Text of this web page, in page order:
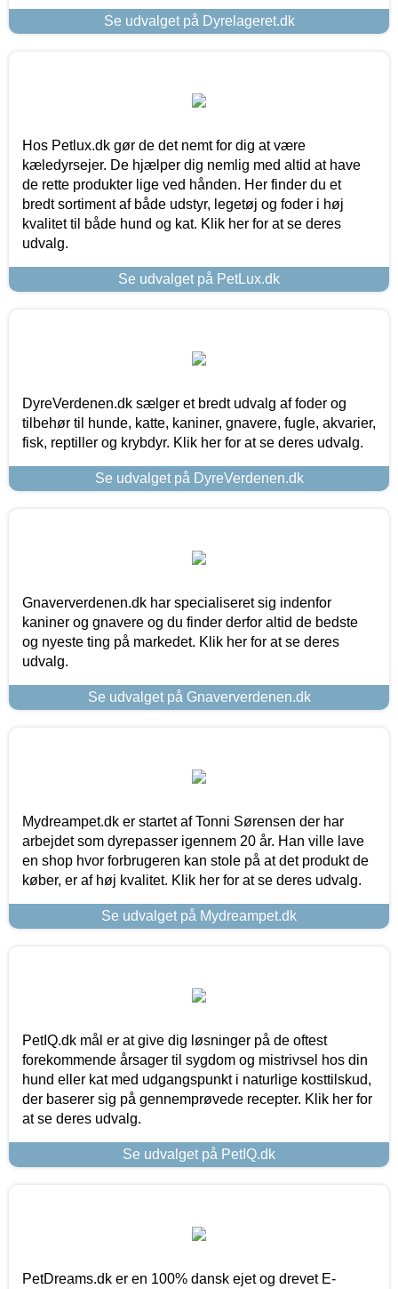
Se udvalget på Dyrelageret.dk
Hos Petlux.dk gør de det nemt for dig at være
kæledyrsejer. De hjælper dig nemlig med altid at have
de rette produkter lige ved hånden. Her finder du et
bredt sortiment af både udstyr, legetøj og foder i høj
kvalitet til både hund og kat. Klik her for at se deres
udvalg.
Se udvalget på PetLux.dk
DyreVerdenen.dk sælger et bredt udvalg af foder og
tilbehør til hunde, katte, kaniner, gnavere, fugle, akvarier,
fisk, reptiller og krybdyr. Klik her for at se deres udvalg.
Se udvalget på DyreVerdenen.dk
Gnaververdenen.dk har specialiseret sig indenfor
kaniner og gnavere og du finder derfor altid de bedste
og nyeste ting på markedet. Klik her for at se deres
udvalg.
Se udvalget på Gnaververdenen.dk
Mydreampet.dk er startet af Tonni Sørensen der har
arbejdet som dyrepasser igennem 20 år. Han ville lave
en shop hvor forbrugeren kan stole på at det produkt de
køber, er af høj kvalitet. Klik her for at se deres udvalg.
Se udvalget på Mydreampet.dk
PetIQ.dk mål er at give dig løsninger på de oftest
forekommende årsager til sygdom og mistrivsel hos din
hund eller kat med udgangspunkt i naturlige kosttilskud,
der baserer sig på gennemprøvede recepter. Klik her for
at se deres udvalg.
Se udvalget på PetIQ.dk
PetDreams.dk er en 100% dansk ejet og drevet E-